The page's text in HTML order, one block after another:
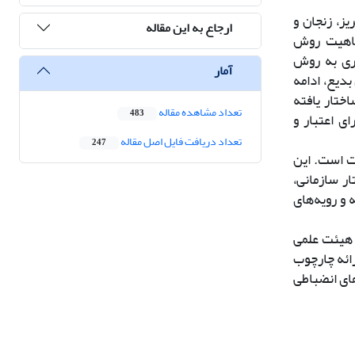
زنجان و
روش
به روش
ادامه
یافته
اعتبار و
است. این
سازمانی،
و رویه‌های
علمی
چارچوب
انضباطی
ارجاع به این مقاله
آمار
تعداد مشاهده مقاله 483
تعداد دریافت فایل اصل مقاله 247